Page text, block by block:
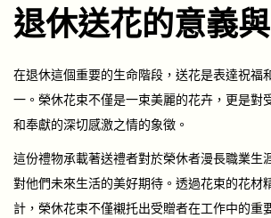
退休送花的意義
在退休這個重要的生命階段，送花是表達祝福
一。榮休花束不僅是一束美麗的花卉，更是對
和奉獻的深切感激之情的象徵。
這份禮物承載著送禮者對於榮休者漫長職業生
對他們未來生活的美好期待。透過花束的花材
計，榮休花束不僅襯托出受贈者在工作中的重